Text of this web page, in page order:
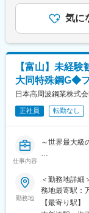
発・製造支
業、IPM（
製薬）事業に
業環境に対応
さらに、これ
に止まらず、
開発支援業務
から蓄積され
こそ出来るこ
変更の範囲：
・溶かした鉄
・不純物の除
・溶かした
※作業では主
格は入社後に
※未経験の方
導し、約3年
方でも安心し
※自動車や産
に携わること
※熱中症予防
給用ドリン
■充実の福利
◎転居費用は
◎入社初年度
当47,200円
を通じて上
た表記です。
気に
【富山】未経
大同特殊鋼G◆
日本高周波鋼業株式
正社員 転勤なし
仕事内容
～世界最大級
・鉄鋼材料
業務。
※熱中症予防
夏季には、
勤務地
＜勤務地詳細
務地最寄駅：
の範囲：会社
【最寄り駅】